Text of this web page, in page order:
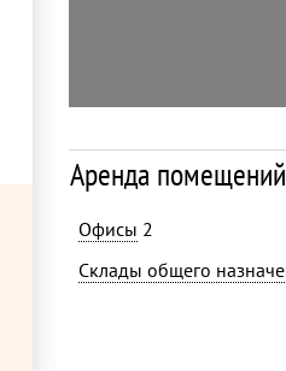
Аренда помещений
Офисы 2
Склады общего